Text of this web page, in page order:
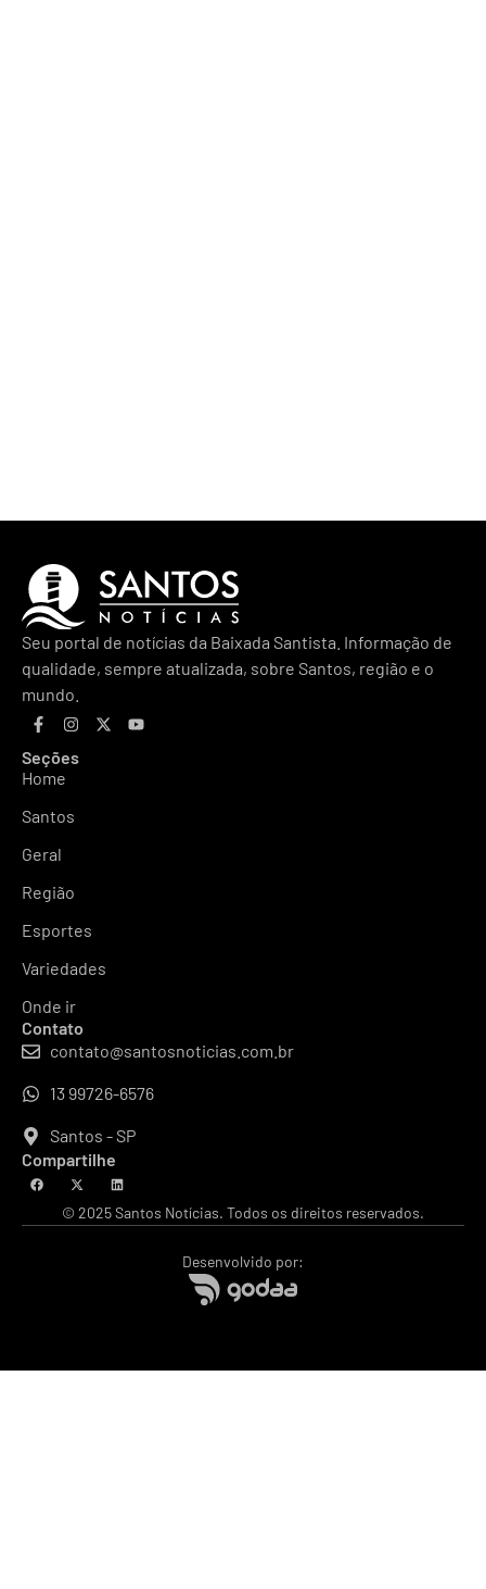
Seu portal de notícias da Baixada Santista. Informação de
qualidade, sempre atualizada, sobre Santos, região e o
mundo.
Seções
Home
Santos
Geral
Região
Esportes
Variedades
Onde ir
Contato
contato@santosnoticias.com.br
13 99726-6576
Santos - SP
Compartilhe
© 2025 Santos Notícias. Todos os direitos reservados.
Desenvolvido por: